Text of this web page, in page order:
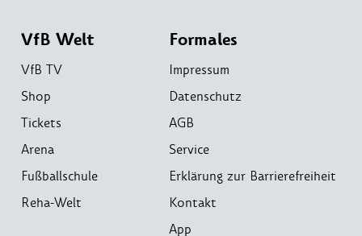
VfB Welt
VfB TV
Shop
Tickets
Arena
Fußballschule
Reha-Welt
Formales
Impressum
Datenschutz
AGB
Service
Erklärung zur Barrierefreiheit
Kontakt
App